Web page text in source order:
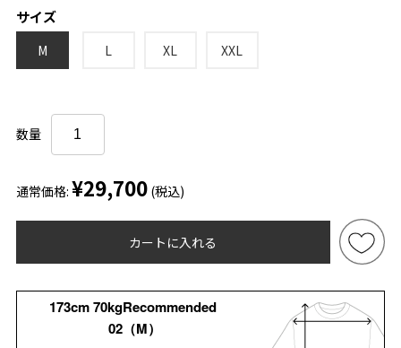
サイズ
M L XL XXL
数量
通常価格: ¥29,700 (税込)
カートに入れる
173cm 70kgRecommended
02（M）